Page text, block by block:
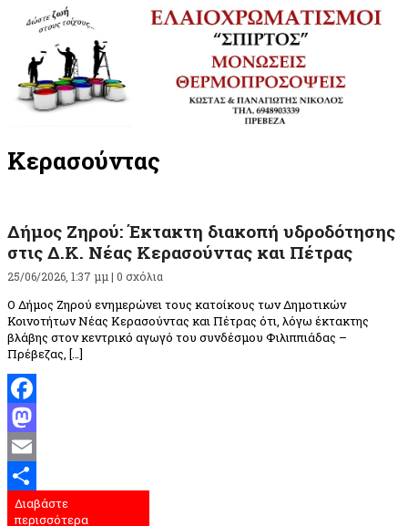
Κερασούντας
Δήμος Ζηρού: Έκτακτη διακοπή υδροδότησης
στις Δ.Κ. Νέας Κερασούντας και Πέτρας
25/06/2026, 1:37 μμ | 0 σχόλια
Ο Δήμος Ζηρού ενημερώνει τους κατοίκους των Δημοτικών
Κοινοτήτων Νέας Κερασούντας και Πέτρας ότι, λόγω έκτακτης
βλάβης στον κεντρικό αγωγό του συνδέσμου Φιλιππιάδας –
Πρέβεζας, […]
Facebook
Mastodon
Email
Μοιραστείτε
Διαβάστε
περισσότερα